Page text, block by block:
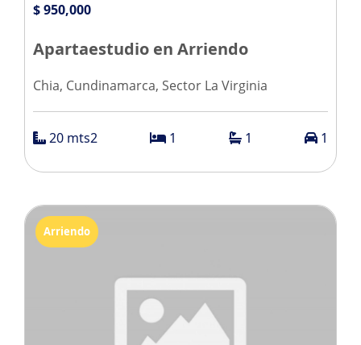
$ 950,000
Apartaestudio en Arriendo
Chia, Cundinamarca, Sector La Virginia
20 mts2 1 1 1
Arriendo